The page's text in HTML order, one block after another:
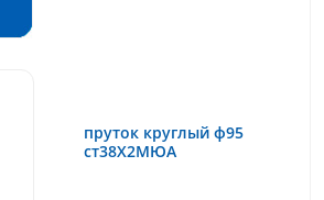
пруток круглый ф95
ст38Х2МЮА